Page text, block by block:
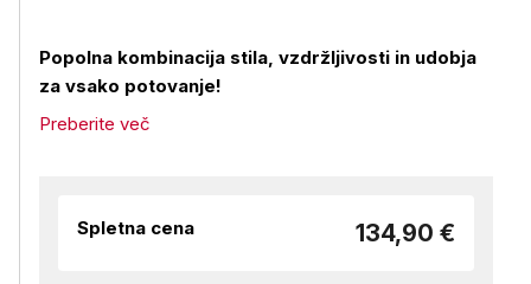
Popolna kombinacija stila, vzdržljivosti in udobja
za vsako potovanje!
Preberite več
Spletna cena 134,90 €